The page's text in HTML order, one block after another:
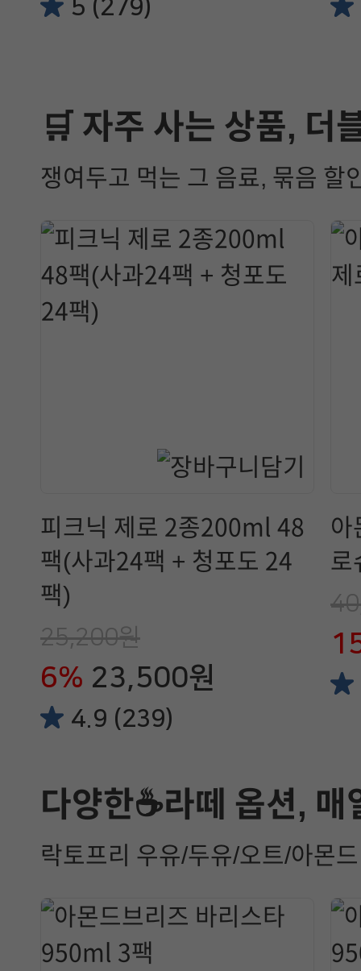
5 (279)
🛒 자주 사는 상품, 더
쟁여두고 먹는 그 음료, 묶음 할
피크닉 제로 2종200ml 48
팩(사과24팩 + 청포도 24
팩)
25,200원
6% 23,500원
4.9 (239)
아
로
다양한☕라떼 옵션, 매
락토프리 우유/두유/오트/아몬